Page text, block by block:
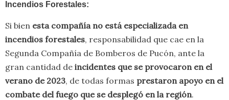
Incendios Forestales:
Si bien esta compañía no está especializada en
incendios forestales, responsabilidad que cae en la
Segunda Compañía de Bomberos de Pucón, ante la
gran cantidad de incidentes que se provocaron en el
verano de 2023, de todas formas prestaron apoyo en el
combate del fuego que se desplegó en la región.